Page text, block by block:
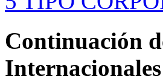
Continuación
Internacionales